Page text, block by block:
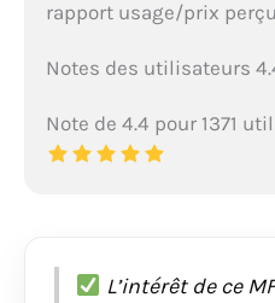
rapport usage/prix
Notes des utilisateurs
Note de 4.4 pour 1371
L’intérêt de ce